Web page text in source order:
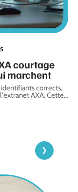
courtage
marchent
corrects,
AXA. Cette…